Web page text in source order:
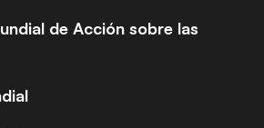
de Acción sobre las